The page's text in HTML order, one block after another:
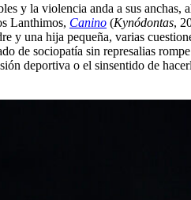
y la violencia anda a sus anchas,
Lanthimos, Canino (Kynódontas,
y una hija pequeña, varias
de sociopatía sin represalias
deportiva o el sinsentido de